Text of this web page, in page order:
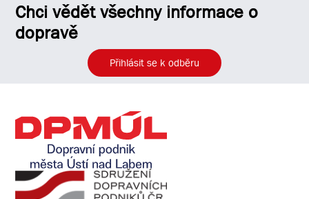
Chci vědět všechny informace o
dopravě
Přihlásit se k odběru